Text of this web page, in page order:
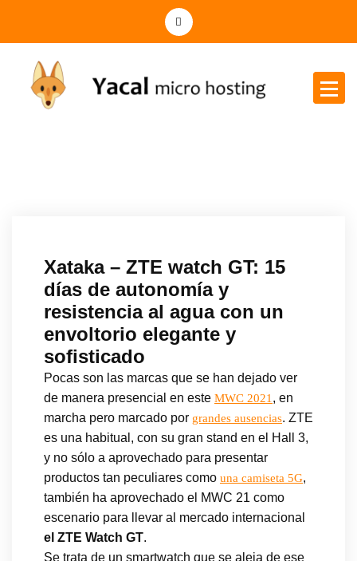
Xataka – ZTE watch GT: 15
días de autonomía y
resistencia al agua con un
envoltorio elegante y
sofisticado
Pocas son las marcas que se han dejado ver
de manera presencial en este MWC 2021 , en
marcha pero marcado por grandes ausencias. ZTE
es una habitual, con su gran stand en el Hall 3,
y no sólo a aprovechado para presentar
productos tan peculiares como una camiseta 5G,
también ha aprovechado el MWC 21 como
escenario para llevar al mercado internacional
el ZTE Watch GT.
Se trata de un smartwatch que se aleja de ese